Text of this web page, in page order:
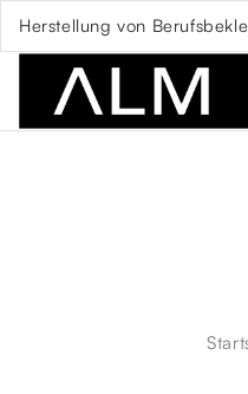
Herstellung von